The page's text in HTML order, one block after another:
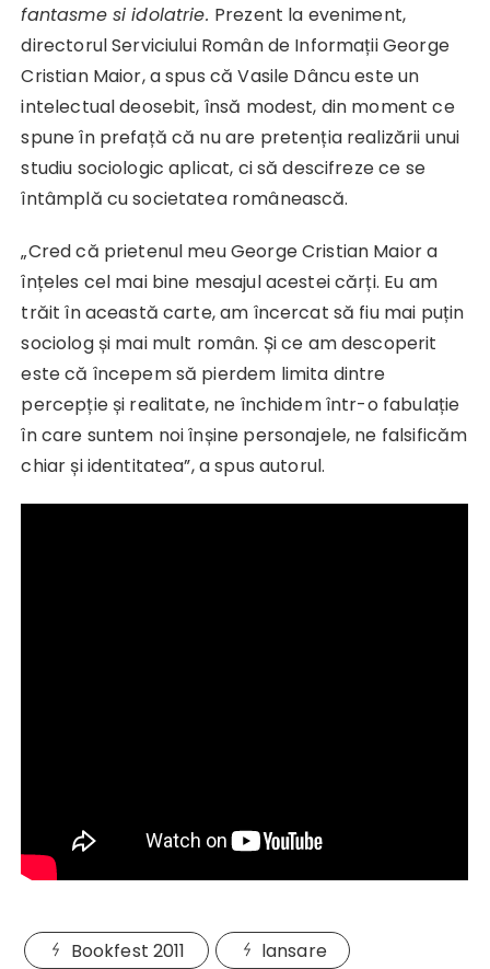
fantasme si idolatrie. Prezent la eveniment,
directorul Serviciului Român de Informații George
Cristian Maior, a spus că Vasile Dâncu este un
intelectual deosebit, însă modest, din moment ce
spune în prefață că nu are pretenția realizării unui
studiu sociologic aplicat, ci să descifreze ce se
întâmplă cu societatea românească.
„Cred că prietenul meu George Cristian Maior a
înțeles cel mai bine mesajul acestei cărți. Eu am
trăit în această carte, am încercat să fiu mai puțin
sociolog și mai mult român. Și ce am descoperit
este că începem să pierdem limita dintre
percepție și realitate, ne închidem într-o fabulație
în care suntem noi înșine personajele, ne falsificăm
chiar și identitatea”, a spus autorul.
Bookfest 2011
lansare